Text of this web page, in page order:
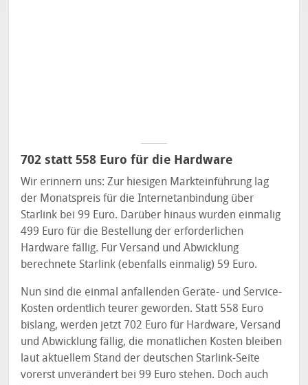
702 statt 558 Euro für die Hardware
Wir erinnern uns: Zur hiesigen Markteinführung lag
der Monatspreis für die Internetanbindung über
Starlink bei 99 Euro. Darüber hinaus wurden einmalig
499 Euro für die Bestellung der erforderlichen
Hardware fällig. Für Versand und Abwicklung
berechnete Starlink (ebenfalls einmalig) 59 Euro.
Nun sind die einmal anfallenden Geräte- und Service-
Kosten ordentlich teurer geworden. Statt 558 Euro
bislang, werden jetzt 702 Euro für Hardware, Versand
und Abwicklung fällig, die monatlichen Kosten bleiben
laut aktuellem Stand der deutschen Starlink-Seite
vorerst unverändert bei 99 Euro stehen. Doch auch